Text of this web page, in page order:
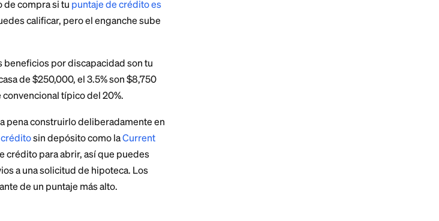
discapacidad generalmente no pagan
incrementar ese ingreso alrededor de un 15% a
mensual de SSDI de $1,630, el promedio a
cerca de $1,900 para fines de calificación.
y crédito
compradores sin una gran reserva de ahorros.
del precio de compra si tu